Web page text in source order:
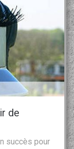
de
succès pour